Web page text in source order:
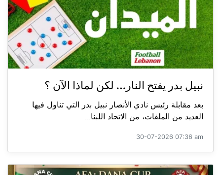
نبيل بدر يفتح النار… لكن لماذا الآن ؟
بعد مقابلة رئيس نادي الأنصار نبيل بدر التي تناول فيها
العديد من الملفات، من الاتحاد اللبنا...
30-07-2026 07:36 am